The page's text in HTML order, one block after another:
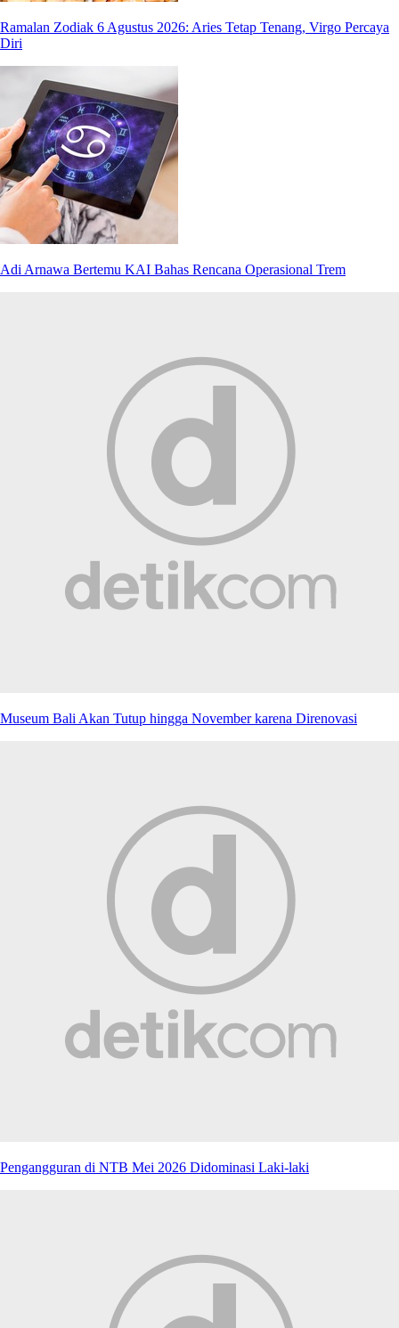
Ramalan Zodiak 6 Agustus 2026: Aries Tetap Tenang, Virgo Percaya
Diri
Adi Arnawa Bertemu KAI Bahas Rencana Operasional Trem
Museum Bali Akan Tutup hingga November karena Direnovasi
Pengangguran di NTB Mei 2026 Didominasi Laki-laki